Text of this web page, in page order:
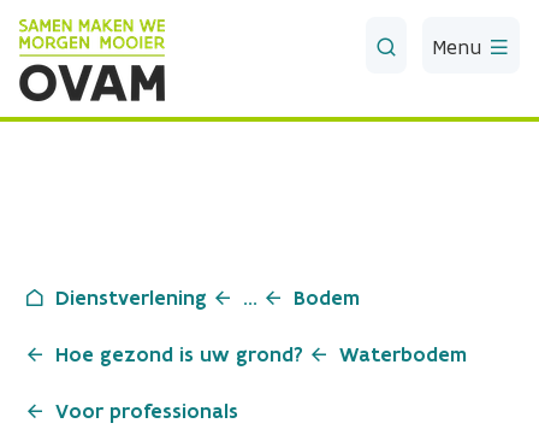
Skip to Main Content
Menu
Dienstverlening ... Bodem
Hoe gezond is uw grond? Waterbodem
Voor professionals